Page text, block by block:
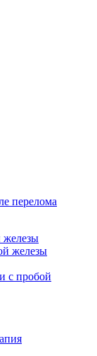
перелома
железы
железы
с пробой